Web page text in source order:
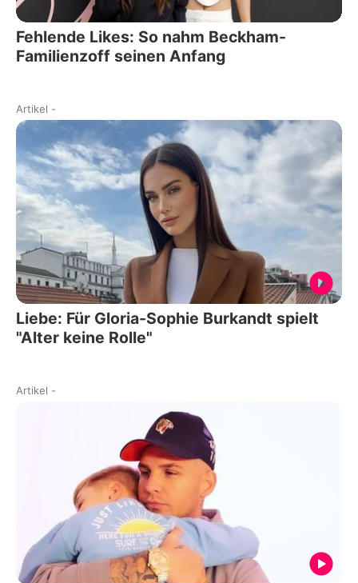
Fehlende Likes: So nahm Beckham-
Familienzoff seinen Anfang
Artikel -
Liebe: Für Gloria-Sophie Burkandt spielt
"Alter keine Rolle"
Artikel -